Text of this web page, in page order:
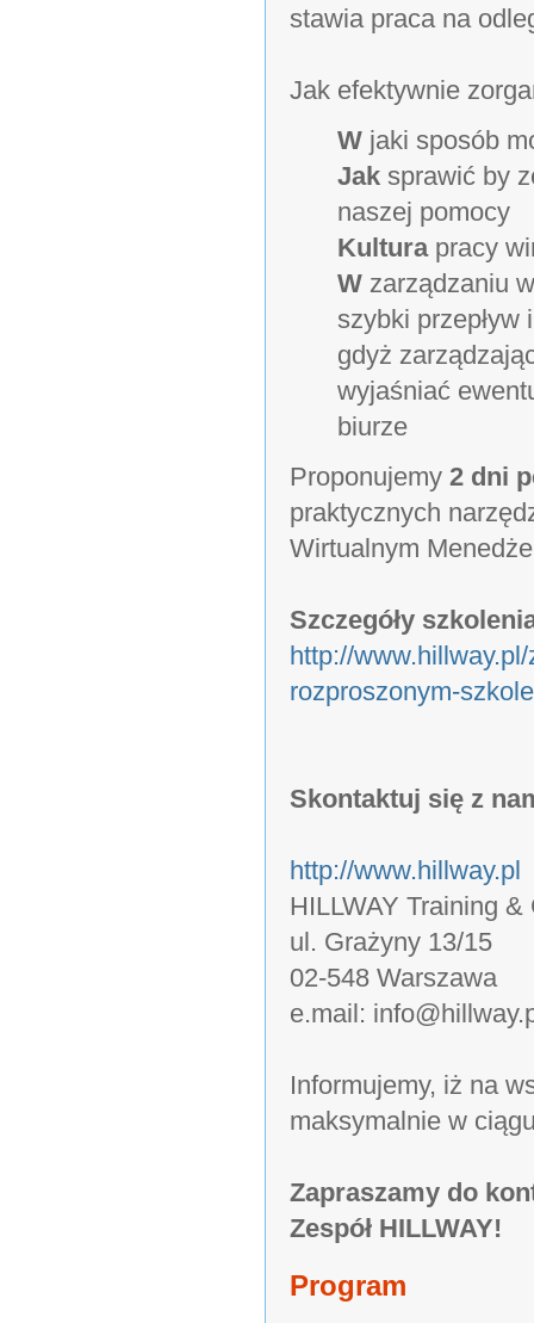
stawia praca na
Jak efektywnie
W jaki sposób
Jak sprawić by
naszej pomocy
Kulturapracy
W zarządzaniu
szybki przepływ
gdyż
wyjaśniać
biurze
Proponujemy 2 dni
praktycznych
Wirtualnym
Szczegóły
http://
rozproszonym-
Skontaktuj się z
http://www.hillway.pl
HILLWAY Training
ul. Grażyny 13/15
02-548 Warszawa
e.mail:
Informujemy, iż na
maksymalnie w
Zapraszamy do
Zespół HILLWAY!
Program